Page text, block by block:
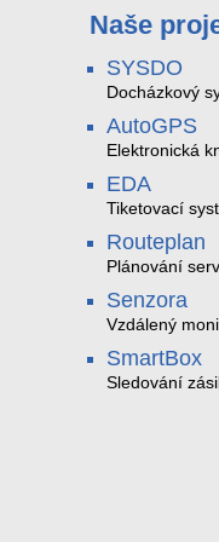
Naše
SYSDO
Docházkový
AutoGPS
Elektronická
EDA
Tiketovací
Routeplan
Plánování
Senzora
Vzdálený
SmartBox
Sledování